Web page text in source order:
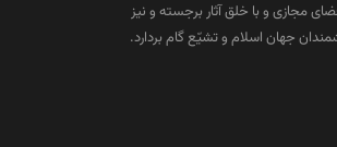
مجازی و با خلق آثار برجسته و نیز
جهان اسلام و تشیّع گام بردارد.